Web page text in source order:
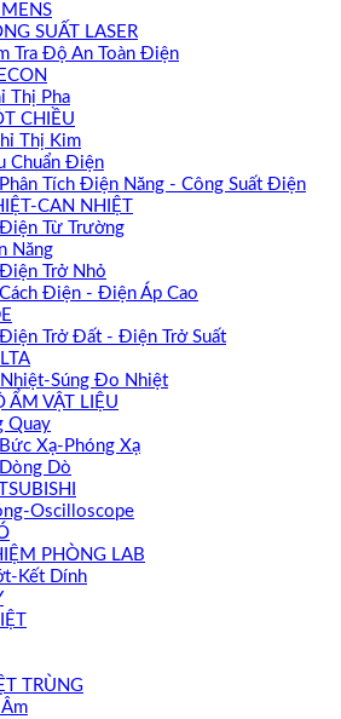
SUẤT LASER
Tra Độ An Toàn Điện
Thị Pha
CHIỀU
Thị Kim
Chuẩn Điện
Tích Điện Năng - Công Suất Điện
CAN NHIỆT
Từ Trường
Năng
Trở Nhỏ
Điện - Điện Áp Cao
Trở Đất - Điện Trở Suất
Nhiệt-Súng Đo Nhiệt
ẨM VẬT LIỆU
Quay
Xạ-Phóng Xạ
Dò
Oscilloscope
PHÒNG LAB
Kết Dính
TRÙNG